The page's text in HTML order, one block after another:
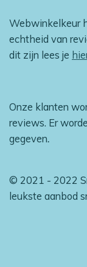
Webwinkelkeur
echtheid van
dit zijn lees je
Onze klanten
reviews. Er
gegeven.
© 2021 - 2022
leukste aanbod